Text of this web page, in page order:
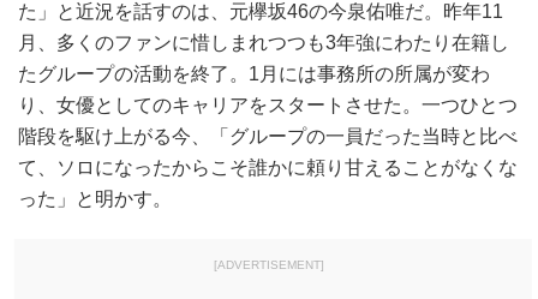
た」と近況を話すのは、元欅坂46の今泉佑唯だ。昨年11
月、多くのファンに惜しまれつつも3年強にわたり在籍し
たグループの活動を終了。1月には事務所の所属が変わ
り、女優としてのキャリアをスタートさせた。一つひとつ
階段を駆け上がる今、「グループの一員だった当時と比べ
て、ソロになったからこそ誰かに頼り甘えることがなくな
った」と明かす。
[ADVERTISEMENT]